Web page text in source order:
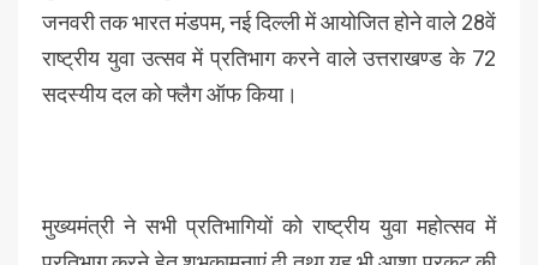
जनवरी तक भारत मंडपम, नई दिल्ली में आयोजित होने वाले 28वें
राष्ट्रीय युवा उत्सव में प्रतिभाग करने वाले उत्तराखण्ड के 72
सदस्यीय दल को फ्लैग ऑफ किया।
मुख्यमंत्री ने सभी प्रतिभागियों को राष्ट्रीय युवा महोत्सव में